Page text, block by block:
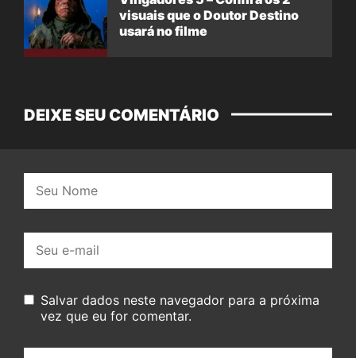
visuais que o Doutor Destino
usará no filme
DEIXE SEU COMENTÁRIO
mail:
Salvar dados neste navegador para a próxima
vez que eu for comentar.